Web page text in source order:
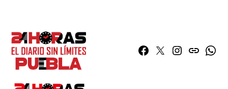
Facebook
TwitterInstagram
issuu